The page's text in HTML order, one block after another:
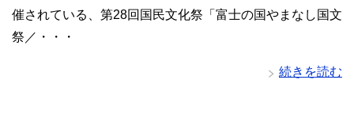
催されている、第28回国民文化祭「富士の国やまなし国文
祭／・・・
続きを読む